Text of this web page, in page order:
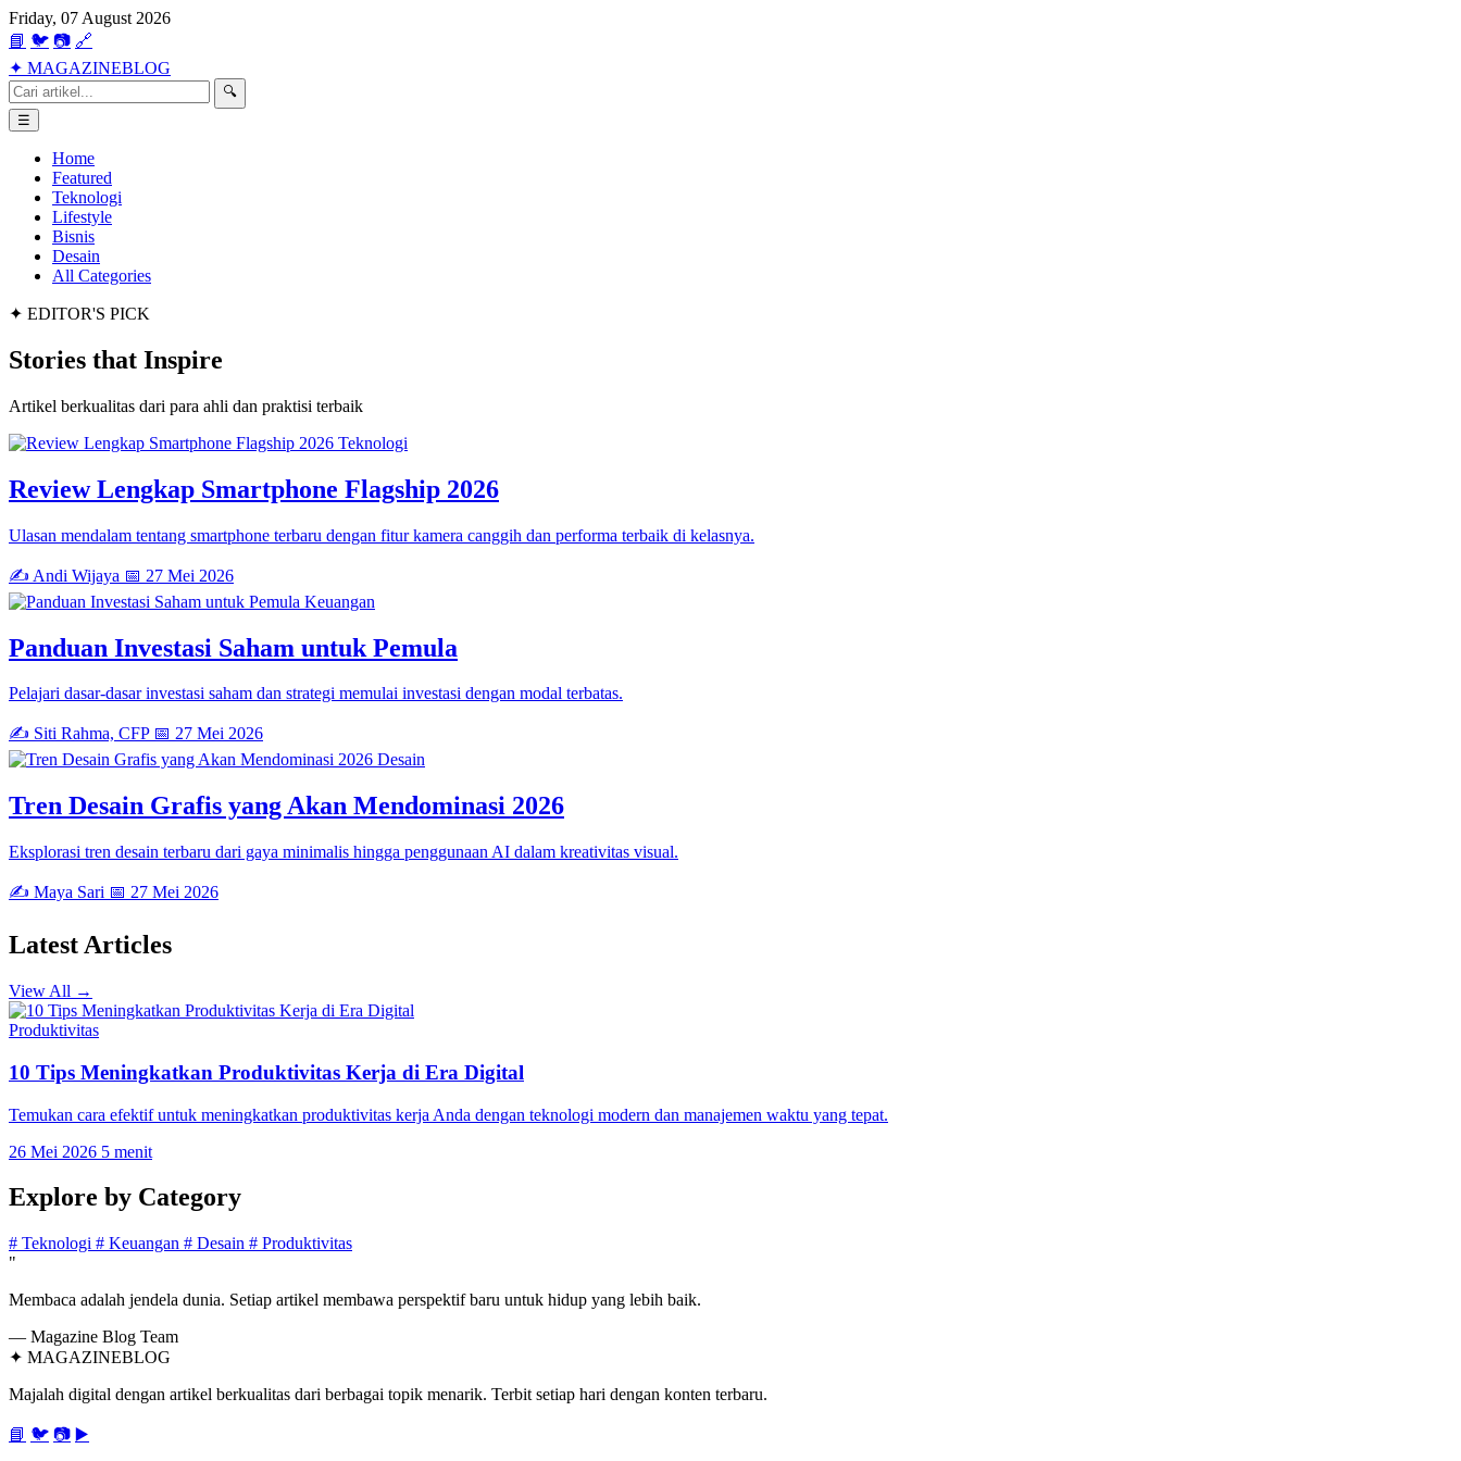
Friday, 07 August 2026
📘 🐦 📷 🔗
✦ MAGAZINEBLOG
🔍
☰
Home
Featured
Teknologi
Lifestyle
Bisnis
Desain
All Categories
✦ EDITOR'S PICK
Stories that Inspire
Artikel berkualitas dari para ahli dan praktisi terbaik
Teknologi
Review Lengkap Smartphone Flagship 2026
Ulasan mendalam tentang smartphone terbaru dengan fitur kamera canggih dan performa terbaik di kelasnya.
✍️ Andi Wijaya 📅 27 Mei 2026
Keuangan
Panduan Investasi Saham untuk Pemula
Pelajari dasar-dasar investasi saham dan strategi memulai investasi dengan modal terbatas.
✍️ Siti Rahma, CFP 📅 27 Mei 2026
Desain
Tren Desain Grafis yang Akan Mendominasi 2026
Eksplorasi tren desain terbaru dari gaya minimalis hingga penggunaan AI dalam kreativitas visual.
✍️ Maya Sari 📅 27 Mei 2026
Latest Articles
View All →
Produktivitas
10 Tips Meningkatkan Produktivitas Kerja di Era Digital
Temukan cara efektif untuk meningkatkan produktivitas kerja Anda dengan teknologi modern dan manajemen waktu yang tepat.
26 Mei 2026 5 menit
Explore by Category
# Teknologi # Keuangan # Desain # Produktivitas
"
Membaca adalah jendela dunia. Setiap artikel membawa perspektif baru untuk hidup yang lebih baik.
— Magazine Blog Team
✦ MAGAZINEBLOG
Majalah digital dengan artikel berkualitas dari berbagai topik menarik. Terbit setiap hari dengan konten terbaru.
📘 🐦 📷 ▶️